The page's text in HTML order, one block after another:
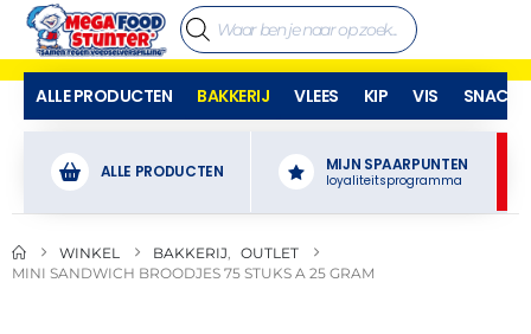
ALLE PRODUCTEN BAKKERIJ VLEES KIP VIS SNACKS
ALLE PRODUCTEN MIJN SPAARPUNTEN
loyaliteitsprogramma
WINKEL BAKKERIJ
OUTLET
MINI SANDWICH BROODJES 75 STUKS A 25 GRAM